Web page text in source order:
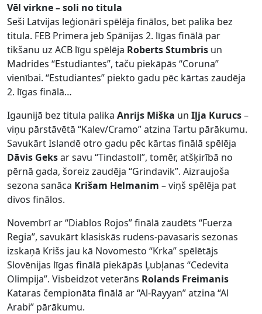
Vēl virkne – soli no titula
Seši Latvijas leģionāri spēlēja finālos, bet palika bez
titula. FEB Primera jeb Spānijas 2. līgas finālā par
tikšanu uz ACB līgu spēlēja Roberts Stumbris un
Madrides “Estudiantes”, taču piekāpās “Coruna”
vienībai. “Estudiantes” piekto gadu pēc kārtas zaudēja
2. līgas finālā…
Igaunijā bez titula palika Anrijs Miška un Iļja Kurucs–
viņu pārstāvētā “Kalev/Cramo” atzina Tartu pārākumu.
Savukārt Islandē otro gadu pēc kārtas finālā spēlēja
Dāvis Geksar savu “Tindastoll”, tomēr, atšķirībā no
pērnā gada, šoreiz zaudēja “Grindavik”. Aizraujoša
sezona sanāca Krišam Helmanim – viņš spēlēja pat
divos finālos.
Novembrī ar “Diablos Rojos” finālā zaudēts “Fuerza
Regia”, savukārt klasiskās rudens-pavasaris sezonas
izskaņā Krišs jau kā Novomesto “Krka” spēlētājs
Slovēnijas līgas finālā piekāpās Ļubļanas “Cedevita
Olimpija”. Visbeidzot veterāns Rolands Freimanis
Kataras čempionāta finālā ar “Al-Rayyan” atzina “Al
Arabi” pārākumu.